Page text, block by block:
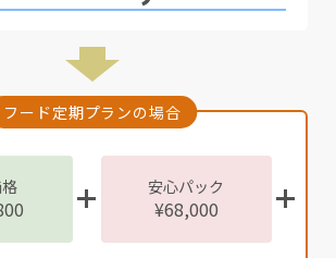
フード定期プランの場合
安心パック
¥68,000